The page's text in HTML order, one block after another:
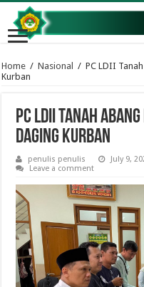
Home / Nasional / PC LDII
Kurban
PC LDII Tanah
Daging Kurban
penulis penulis July 9,
Leave a comment